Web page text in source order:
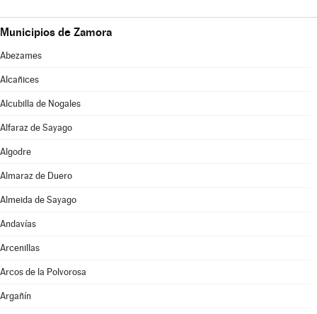
Municipios de Zamora
Abezames
Alcañices
Alcubilla de Nogales
Alfaraz de Sayago
Algodre
Almaraz de Duero
Almeida de Sayago
Andavías
Arcenillas
Arcos de la Polvorosa
Argañín